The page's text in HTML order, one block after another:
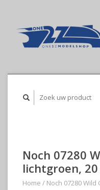
Noch 07280
lichtgroen, 20
Home / Noch 07280 Wild